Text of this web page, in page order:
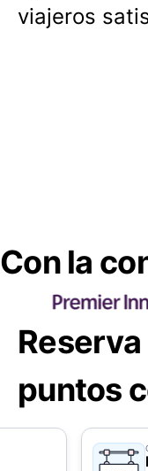
viajeros
Con la
puntos